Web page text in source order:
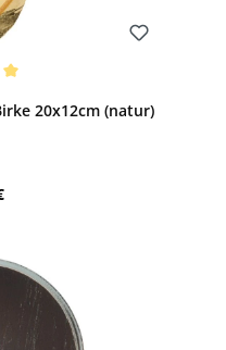
20x12cm (natur)
Preis: